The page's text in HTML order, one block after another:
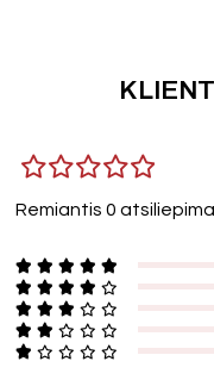
Remiantis 0